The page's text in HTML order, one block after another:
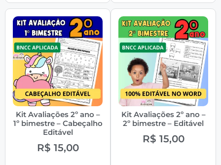
Kit Avaliações 2º ano –
1º bimestre – Cabeçalho
Editável
R$ 15,00
Kit Avaliações 2º ano –
2º bimestre – Editável
R$ 15,00